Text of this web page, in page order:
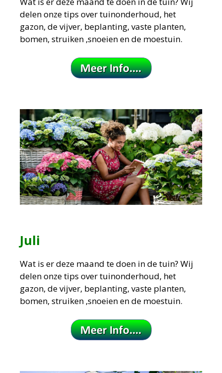
delen onze tips over tuinonderhoud, het
gazon, de vijver, beplanting, vaste planten,
bomen, struiken ,snoeien en de moestuin.
Juli
Wat is er deze maand te doen in de tuin? Wij
delen onze tips over tuinonderhoud, het
gazon, de vijver, beplanting, vaste planten,
bomen, struiken ,snoeien en de moestuin.